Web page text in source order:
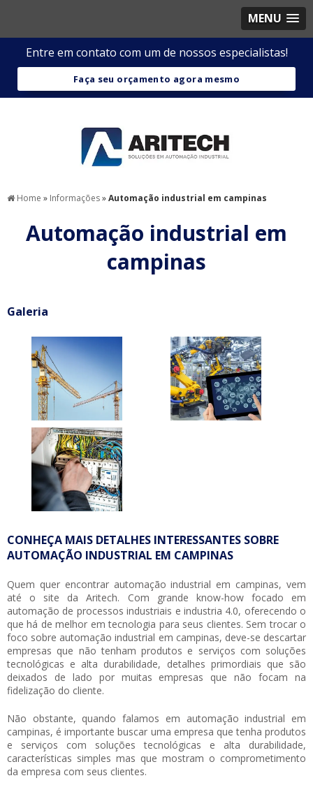
MENU
Entre em contato com um de nossos especialistas!
Faça seu orçamento agora mesmo
Home » Informações»Automação industrial em campinas
Automação industrial em
campinas
Galeria
CONHEÇA MAIS DETALHES INTERESSANTES SOBRE
AUTOMAÇÃO INDUSTRIAL EM CAMPINAS
Quem quer encontrar automação industrial em campinas, vem
até o site da Aritech. Com grande know-how focado em
automação de processos industriais e industria 4.0, oferecendo o
que há de melhor em tecnologia para seus clientes. Sem trocar o
foco sobre automação industrial em campinas, deve-se descartar
empresas que não tenham produtos e serviços com soluções
tecnológicas e alta durabilidade, detalhes primordiais que são
deixados de lado por muitas empresas que não focam na
fidelização do cliente.
Não obstante, quando falamos em automação industrial em
campinas, é importante buscar uma empresa que tenha produtos
e serviços com soluções tecnológicas e alta durabilidade,
características simples mas que mostram o comprometimento
da empresa com seus clientes.